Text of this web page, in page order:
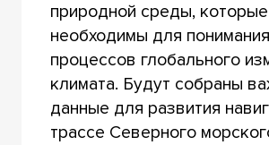
природной среды, которые
необходимы для понимания
процессов глобального
климата. Будут собраны
данные для развития
трассе Северного